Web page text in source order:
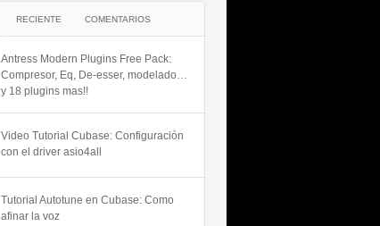
RECIENTE COMENTARIOS
Antress Modern Plugins Free Pack:
Compresor, Eq, De-esser, modelado…
y 18 plugins mas!!
Video Tutorial Cubase: Configuración
con el driver asio4all
Tutorial Autotune en Cubase: Como
afinar la voz